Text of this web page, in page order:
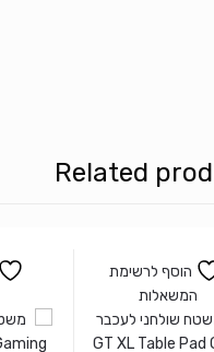
Related
הוסף לרשימת
המשאלות